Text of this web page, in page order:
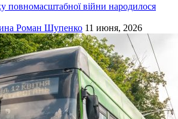
повномасштабної війни народилося
Роман Шупенко 11 июня, 2026